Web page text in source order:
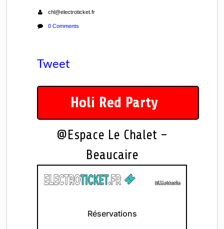
chl@electroticket.fr
0 Comments
Tweet
Holi Red Party
@Espace Le Chalet –
Beaucaire